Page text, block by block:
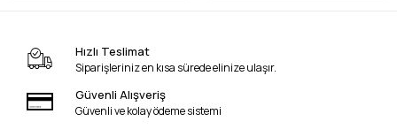
Hızlı Teslimat
Siparişleriniz en kısa sürede elinize ulaşır.
Güvenli Alışveriş
Güvenli ve kolay ödeme sistemi